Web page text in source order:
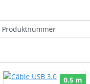
0.5 m